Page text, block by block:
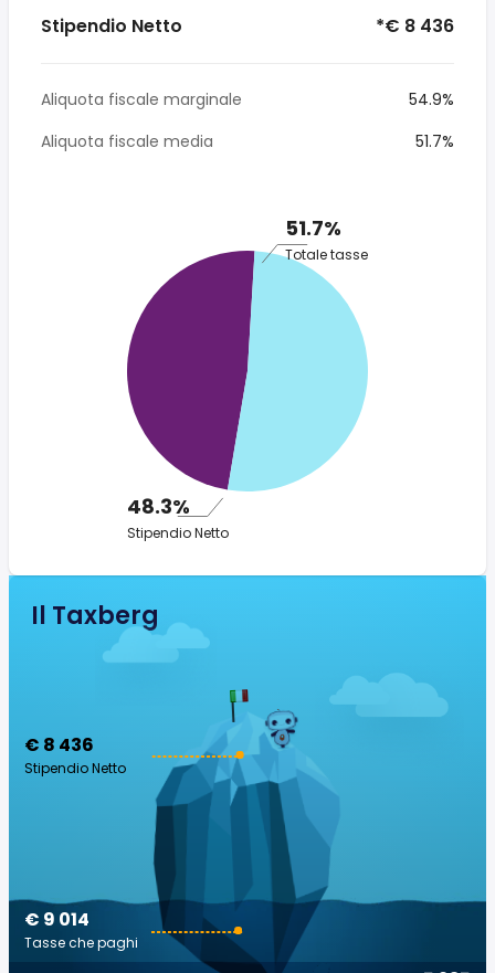
Stipendio Netto *€ 8 436
Aliquota fiscale marginale
54.9%
Aliquota fiscale media
51.7%
51.7%
Totale tasse
48.3%
Stipendio Netto
Il Taxberg
€ 8 436
Stipendio Netto
€ 9 014
Tasse che paghi